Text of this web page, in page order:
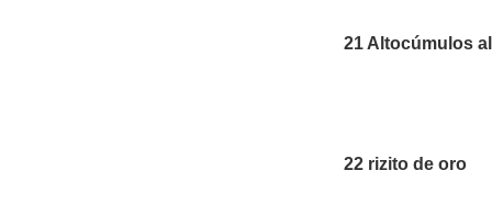
21 Altocúmulos
22 rizito de oro